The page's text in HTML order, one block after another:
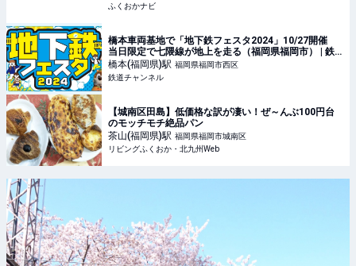
ふくおかナビ
橋本車両基地で「地下鉄フェスタ2024」10/27開催
当日限定で七隈線が地上を走る（福岡県福岡市） | 鉄
道ニュース | 鉄道チャンネル
橋本(福岡県)駅 福岡県福岡市西区
鉄道チャンネル
【城南区田島】低価格な訳が凄い！ぜ～んぶ100円台
のモッチモチ絶品パン
茶山(福岡県)駅 福岡県福岡市城南区
リビングふくおか・北九州Web